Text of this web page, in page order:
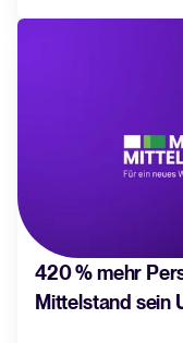
420 % mehr
Mittelstand sein